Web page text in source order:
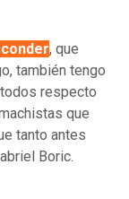
, que
también tengo
respecto
que
tanto antes
Boric.